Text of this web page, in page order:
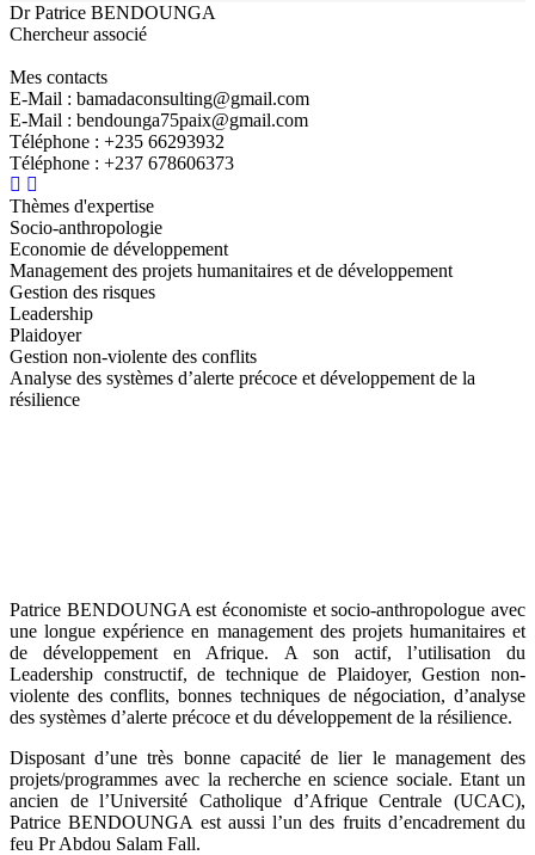
Dr Patrice BENDOUNGA
Chercheur associé
Mes contacts
E-Mail : bamadaconsulting@gmail.com
E-Mail : bendounga75paix@gmail.com
Téléphone : +235 66293932
Téléphone : +237 678606373
Thèmes d'expertise
Socio-anthropologie
Economie de développement
Management des projets humanitaires et de développement
Gestion des risques
Leadership
Plaidoyer
Gestion non-violente des conflits
Analyse des systèmes d’alerte précoce et développement de la
résilience
Patrice BENDOUNGA est économiste et socio-anthropologue avec
une longue expérience en management des projets humanitaires et
de développement en Afrique. A son actif, l’utilisation du
Leadership constructif, de technique de Plaidoyer, Gestion non-
violente des conflits, bonnes techniques de négociation, d’analyse
des systèmes d’alerte précoce et du développement de la résilience.
Disposant d’une très bonne capacité de lier le management des
projets/programmes avec la recherche en science sociale. Etant un
ancien de l’Université Catholique d’Afrique Centrale (UCAC),
Patrice BENDOUNGA est aussi l’un des fruits d’encadrement du
feu Pr Abdou Salam Fall.